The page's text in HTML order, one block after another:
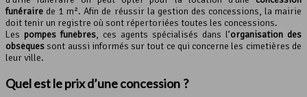
funéraire de 1 m². Afin de réussir la gestion des concessions, la mairie
doit tenir un registre où sont répertoriées toutes les concessions.
Les pompes funèbres, ces agents spécialisés dans l’organisation des
obsèques sont aussi informés sur tout ce qui concerne les cimetières de
leur ville.
Quel est leprix d’une concession ?